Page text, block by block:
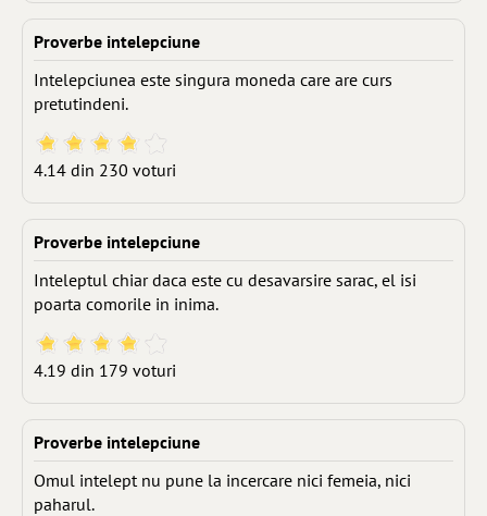
Proverbe intelepciune
Intelepciunea este singura moneda care are curs
pretutindeni.
4.14 din 230 voturi
Proverbe intelepciune
Inteleptul chiar daca este cu desavarsire sarac, el isi
poarta comorile in inima.
4.19 din 179 voturi
Proverbe intelepciune
Omul intelept nu pune la incercare nici femeia, nici
paharul.